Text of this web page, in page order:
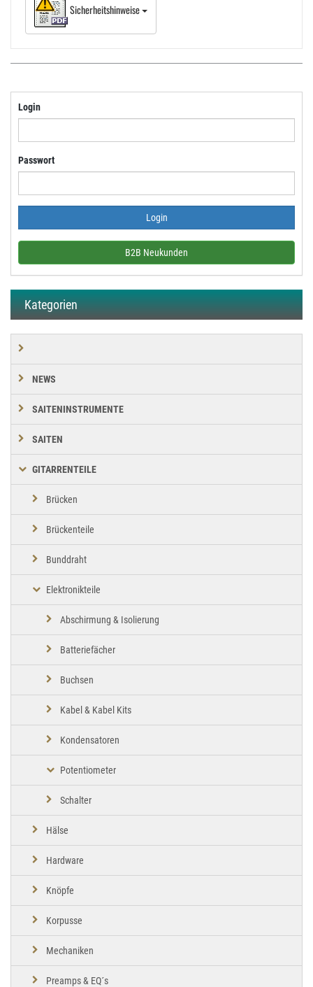
Sicherheitshinweise
Login
Passwort
B2B Neukunden
Kategorien
NEWS
SAITENINSTRUMENTE
SAITEN
GITARRENTEILE
Brücken
Brückenteile
Bunddraht
Elektronikteile
Abschirmung & Isolierung
Batteriefächer
Buchsen
Kabel & Kabel Kits
Kondensatoren
Potentiometer
Schalter
Hälse
Hardware
Knöpfe
Korpusse
Mechaniken
Preamps & EQ´s